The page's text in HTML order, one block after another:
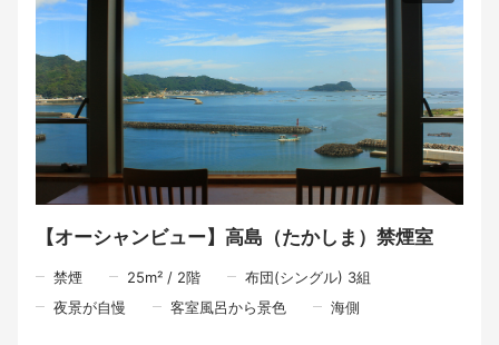
【オーシャンビュー】高島（たかしま）禁煙室
禁煙 25m² / 2階
布団(シングル) 3組
夜景が自慢
客室風呂から景色 海側